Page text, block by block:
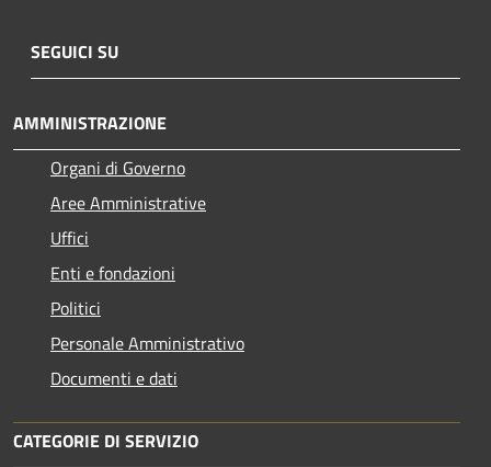
SEGUICI SU
AMMINISTRAZIONE
Organi di Governo
Aree Amministrative
Uffici
Enti e fondazioni
Politici
Personale Amministrativo
Documenti e dati
CATEGORIE DI SERVIZIO